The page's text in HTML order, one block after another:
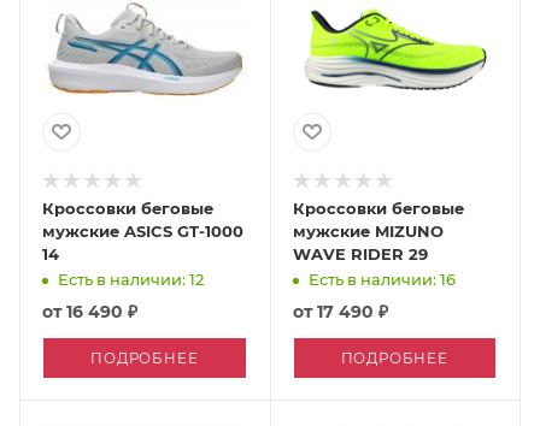
Кроссовки беговые
мужские ASICS GT-1000
14
Есть в наличии: 12
от16 490 ₽
ПОДРОБНЕЕ
Кроссовки беговые
мужские MIZUNO
WAVE RIDER 29
Есть в наличии: 16
от17 490 ₽
ПОДРОБНЕЕ